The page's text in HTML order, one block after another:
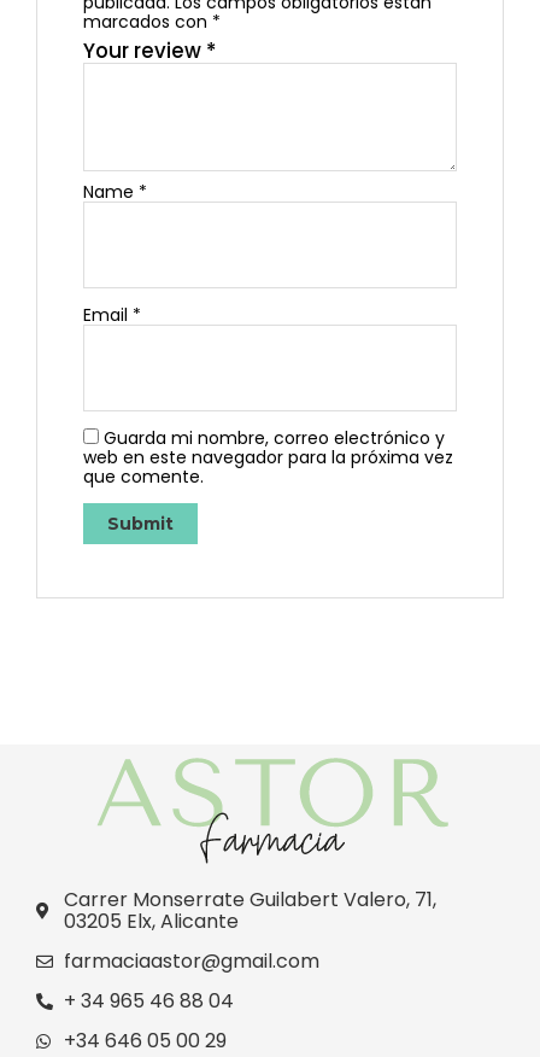
marcados con *
Your review *
Name *
Email *
Guarda mi nombre, correo electrónico y
web en este navegador para la próxima vez
que comente.
Carrer Monserrate Guilabert Valero, 71,
03205 Elx, Alicante
farmaciaastor@gmail.com
+ 34 965 46 88 04
+34 646 05 00 29